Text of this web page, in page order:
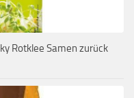
Rotklee Samen zurück